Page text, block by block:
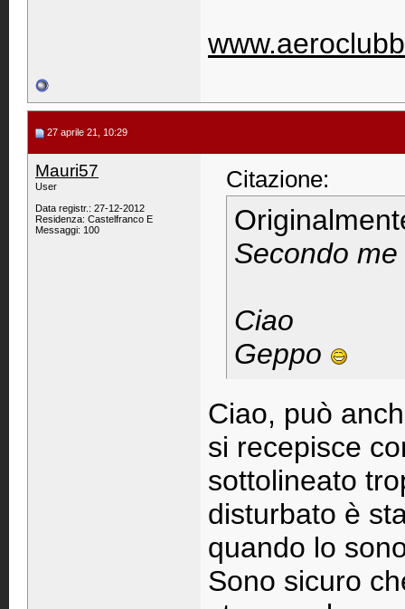
27 aprile 21, 10:29
Mauri57
User
Data registr.: 27-12-2012
Residenza: Castelfranco E
Messaggi: 100
Citazione:
Secondo
Ciao
Geppo
Ciao, può
si recepisce
sottolineato
disturbato è
quando lo
Sono sicuro